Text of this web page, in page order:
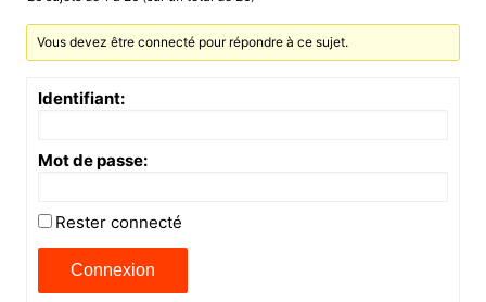
Vous devez être connecté pour répondre à ce sujet.
Identifiant:
Mot de passe:
Rester connecté
Connexion